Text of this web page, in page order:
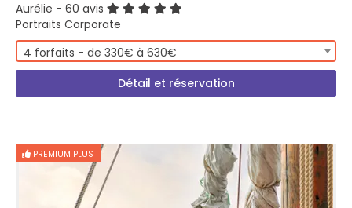
Aurélie - 60 avis
Portraits Corporate
4 forfaits - de 330€ à 630€
Détail et réservation
PREMIUM PLUS